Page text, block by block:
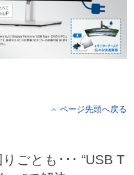
ページ先頭へ戻る
ごとも･･･ “USB T